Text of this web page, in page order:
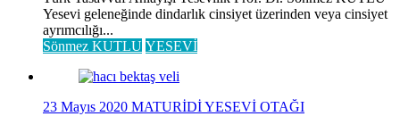
Yesevi geleneğinde dindarlık cinsiyet üzerinden veya cinsiyet
ayrımcılığı...
Sönmez KUTLU YESEVİ
23 Mayıs 2020 MATURİDİ YESEVİ OTAĞI